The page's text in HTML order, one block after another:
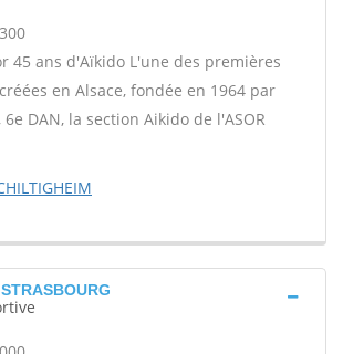
45 ans d'Aïkido L'une des premières
en Alsace, fondée en 1964 par
DAN, la section Aikido de l'ASOR